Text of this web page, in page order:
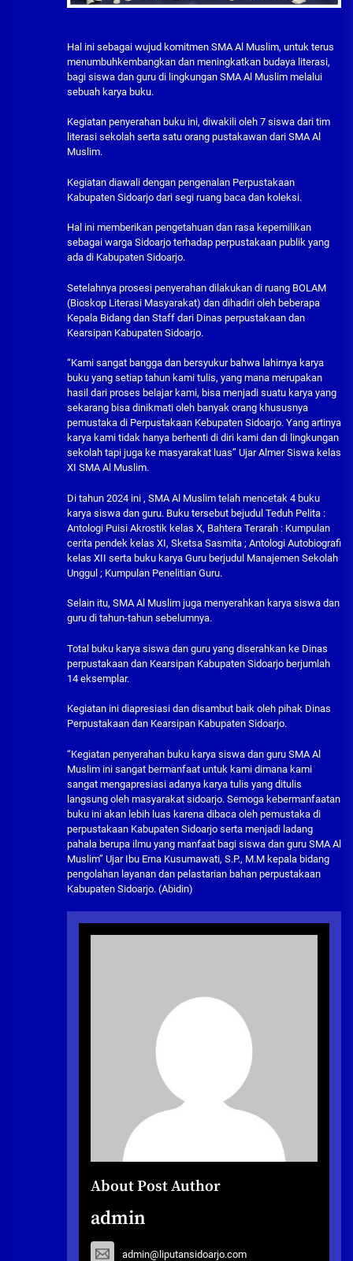
Hal ini sebagai wujud komitmen SMA Al Muslim, untuk terus
menumbuhkembangkan dan meningkatkan budaya literasi,
bagi siswa dan guru di lingkungan SMA Al Muslim melalui
sebuah karya buku.
Kegiatan penyerahan buku ini, diwakili oleh 7 siswa dari tim
literasi sekolah serta satu orang pustakawan dari SMA Al
Muslim.
Kegiatan diawali dengan pengenalan Perpustakaan
Kabupaten Sidoarjo dari segi ruang baca dan koleksi.
Hal ini memberikan pengetahuan dan rasa kepemilikan
sebagai warga Sidoarjo terhadap perpustakaan publik yang
ada di Kabupaten Sidoarjo.
Setelahnya prosesi penyerahan dilakukan di ruang BOLAM
(Bioskop Literasi Masyarakat) dan dihadiri oleh beberapa
Kepala Bidang dan Staff dari Dinas perpustakaan dan
Kearsipan Kabupaten Sidoarjo.
“Kami sangat bangga dan bersyukur bahwa lahirnya karya
buku yang setiap tahun kami tulis, yang mana merupakan
hasil dari proses belajar kami, bisa menjadi suatu karya yang
sekarang bisa dinikmati oleh banyak orang khususnya
pemustaka di Perpustakaan Kebupaten Sidoarjo. Yang artinya
karya kami tidak hanya berhenti di diri kami dan di lingkungan
sekolah tapi juga ke masyarakat luas” Ujar Almer Siswa kelas
XI SMA Al Muslim.
Di tahun 2024 ini , SMA Al Muslim telah mencetak 4 buku
karya siswa dan guru. Buku tersebut bejudul Teduh Pelita :
Antologi Puisi Akrostik kelas X, Bahtera Terarah : Kumpulan
cerita pendek kelas XI, Sketsa Sasmita ; Antologi Autobiografi
kelas XII serta buku karya Guru berjudul Manajemen Sekolah
Unggul ; Kumpulan Penelitian Guru.
Selain itu, SMA Al Muslim juga menyerahkan karya siswa dan
guru di tahun-tahun sebelumnya.
Total buku karya siswa dan guru yang diserahkan ke Dinas
perpustakaan dan Kearsipan Kabupaten Sidoarjo berjumlah
14 eksemplar.
Kegiatan ini diapresiasi dan disambut baik oleh pihak Dinas
Perpustakaan dan Kearsipan Kabupaten Sidoarjo.
“Kegiatan penyerahan buku karya siswa dan guru SMA Al
Muslim ini sangat bermanfaat untuk kami dimana kami
sangat mengapresiasi adanya karya tulis yang ditulis
langsung oleh masyarakat sidoarjo. Semoga kebermanfaatan
buku ini akan lebih luas karena dibaca oleh pemustaka di
perpustakaan Kabupaten Sidoarjo serta menjadi ladang
pahala berupa ilmu yang manfaat bagi siswa dan guru SMA Al
Muslim” Ujar Ibu Erna Kusumawati, S.P., M.M kepala bidang
pengolahan layanan dan pelastarian bahan perpustakaan
Kabupaten Sidoarjo. (Abidin)
About Post Author
admin
admin@liputansidoarjo.com